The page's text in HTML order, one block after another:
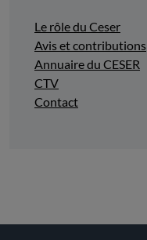
Le rôle du Ceser
Avis et contributions
Annuaire du CESER
CTV
Contact